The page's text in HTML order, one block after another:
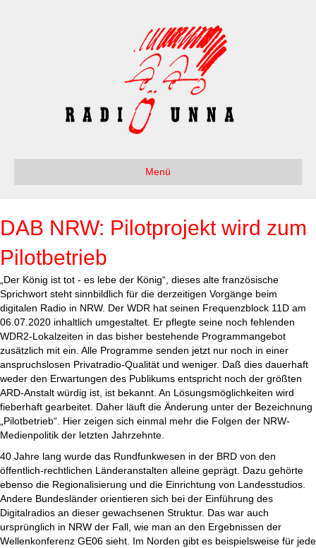
Menü
DAB NRW: Pilotprojekt wird zum
Pilotbetrieb
„Der König ist tot - es lebe der König“, dieses alte französische
Sprichwort steht sinnbildlich für die derzeitigen Vorgänge beim
digitalen Radio in NRW. Der WDR hat seinen Frequenzblock 11D am
06.07.2020 inhaltlich umgestaltet. Er pflegte seine noch fehlenden
WDR2-Lokalzeiten in das bisher bestehende Programmangebot
zusätzlich mit ein. Alle Programme senden jetzt nur noch in einer
anspruchslosen Privatradio-Qualität und weniger. Daß dies dauerhaft
weder den Erwartungen des Publikums entspricht noch der größten
ARD-Anstalt würdig ist, ist bekannt. An Lösungsmöglichkeiten wird
fieberhaft gearbeitet. Daher läuft die Änderung unter der Bezeichnung
„Pilotbetrieb“. Hier zeigen sich einmal mehr die Folgen der NRW-
Medienpolitik der letzten Jahrzehnte.
40 Jahre lang wurde das Rundfunkwesen in der BRD von den
öffentlich-rechtlichen Länderanstalten alleine geprägt. Dazu gehörte
ebenso die Regionalisierung und die Einrichtung von Landesstudios.
Andere Bundesländer orientieren sich bei der Einführung des
Digitalradios an dieser gewachsenen Struktur. Das war auch
ursprünglich in NRW der Fall, wie man an den Ergebnissen der
Wellenkonferenz GE06 sieht. Im Norden gibt es beispielsweise für jede